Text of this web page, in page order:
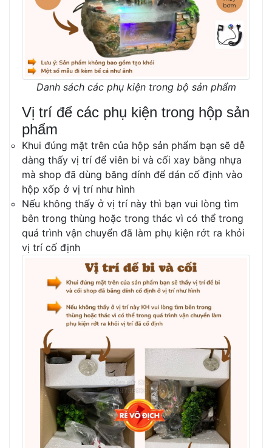
Danh sách các phụ kiện trong bộ sản phẩm
Vị trí để các phụ kiện trong hộp sản
phẩm
Khui đúng mặt trên của hộp sản phẩm bạn sẽ dễ
dàng thấy vị trí để viên bi và cối xay bằng nhựa
mà shop đã dùng băng dính để dán cố định vào
hộp xốp ở vị trí như hình
Nếu không thấy ở vị trí này thì bạn vui lòng tìm
bên trong thùng hoặc trong thác vì có thể trong
quá trình vận chuyển đã làm phụ kiện rớt ra khỏi
vị trí cố định